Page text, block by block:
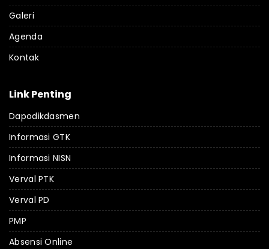
Galeri
Agenda
Kontak
Link Penting
Dapodikdasmen
Informasi GTK
Informasi NISN
Verval PTK
Verval PD
PMP
Absensi Online